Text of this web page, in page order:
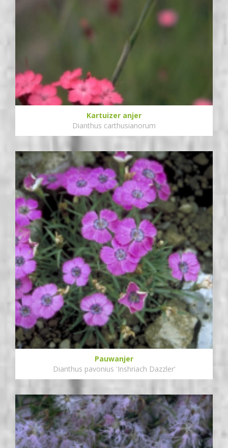
Kartuizer anjer
Dianthus carthusianorum
Pauwanjer
Dianthus pavonius 'Inshriach Dazzler'